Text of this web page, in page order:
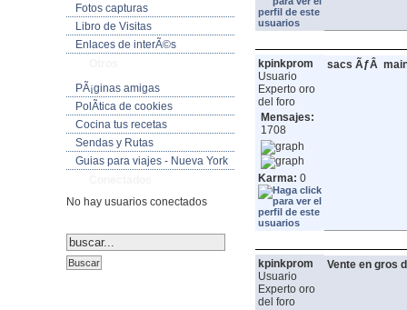
Fotos capturas
Libro de Visitas
Enlaces de interÃ©s
PÃ¡ginas amigas
PolÃ­tica de cookies
Cocina tus recetas
Sendas y Rutas
Guias para viajes - Nueva York
No hay usuarios conectados
kpinkprom
Usuario
Experto oro
del foro
Mensajes:
1708
Karma: 0
sacs ÃƒÂ
kpinkprom
Usuario
Experto oro
del foro
Vente en gros